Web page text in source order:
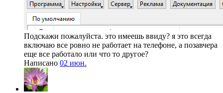
Подскажи пожалуйста. это имеешь ввиду? я это всегда
включаю все ровно не работает на телефоне, а позавчера
еще все работало или что то другое?
Написано 02 июн.